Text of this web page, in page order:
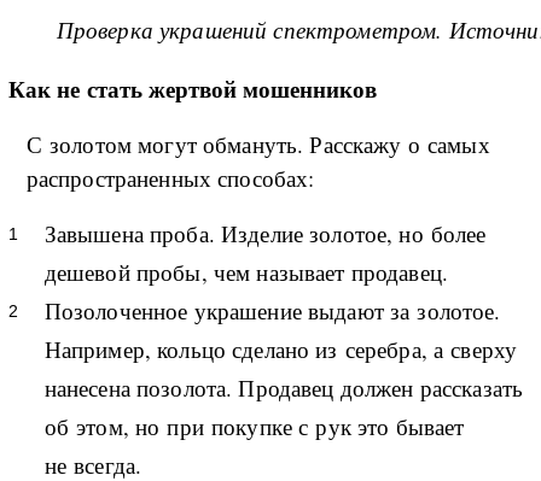
Проверка украшений спектрометром.
Как не стать жертвой мошенников
С золотом могут обмануть. Расскажу о самых
распространенных способах:
Завышена проба. Изделие золотое, но более
дешевой пробы, чем называет продавец.
Позолоченное украшение выдают за золотое.
Например, кольцо сделано из серебра, а сверху
нанесена позолота. Продавец должен рассказать
об этом, но при покупке с рук это бывает
не всегда.